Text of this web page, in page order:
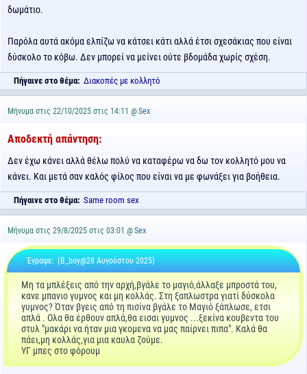
δωμάτιο.
Παρόλα αυτά ακόμα ελπίζω να κάτσει κάτι αλλά έτσι σχεσάκιας που είναι
δύσκολο το κόβω. Δεν μπορεί να μείνει ούτε βδομάδα χωρίς σχέση.
Πήγαινε στο θέμα: Διακοπές με κολλητό
Μήνυμα στις 22/10/2025 στις 14:11 @Sex
Αποδεκτή απάντηση:
Δεν έχω κάνει αλλά θέλω πολύ να καταφέρω να δω τον κολλητό μου να
κάνει. Και μετά σαν καλός φίλος που είναι να με φωνάξει για βοήθεια.
Πήγαινε στο θέμα: Same room sex
Μήνυμα στις 29/8/2025 στις 03:01 @Sex
Έγραψε: (B_boy@28 Αυγούστου 2025)
Μη τα μπλέξεις από την αρχή,βγάλε το μαγιό,άλλαξε μπροστά του,
κανε μπανιο γυμνος και μη κολλάς. Στη ξαπλωστρα γιατί δύσκολα
γυμνος? Όταν βγεις από τη πισίνα βγάλε το Μαγιό ξάπλωσε, ετσι
απλά . Ολα θα έρθουν απλά,θα εισαι γυμνος ...ξεκίνα κουβεντα του
στυλ "μακάρι να ήταν μια γκομενα να μας παίρνει πιπα". Καλά θα
πάει,μη κολλάς,για μια καυλα ζούμε.
ΥΓ μπες στο φόρουμ